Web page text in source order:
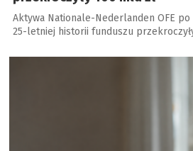
Aktywa Nationale-Nederlanden OFE
25-letniej historii funduszu
a